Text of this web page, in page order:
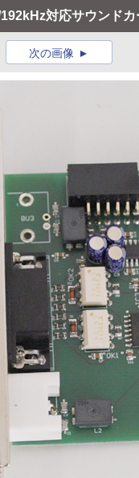
対応サウンドカ
次の画像